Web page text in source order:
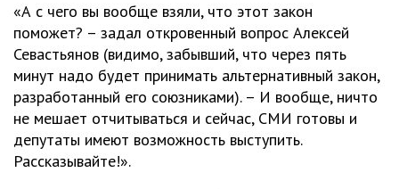
«А с чего вы вообще взяли, что этот закон
поможет? – задал откровенный вопрос Алексей
Севастьянов (видимо, забывший, что через пять
минут надо будет принимать альтернативный закон,
разработанный его союзниками). – И вообще, ничто
не мешает отчитываться и сейчас, СМИ готовы и
депутаты имеют возможность выступить.
Рассказывайте!».